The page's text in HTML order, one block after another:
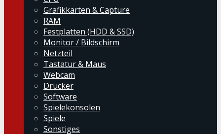
Grafikkarten & Capture
RAM
Festplatten (HDD & SSD)
Monitor / Bildschirm
Netzteil
Tastatur & Maus
Webcam
Drucker
Software
Spielekonsolen
Spiele
Sonstiges